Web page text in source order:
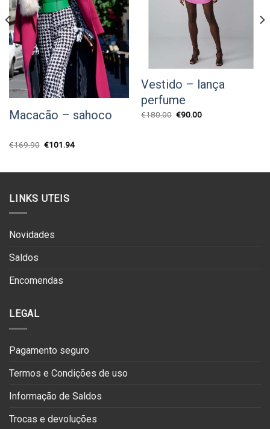
Macacão – sahoco
€169.90 O
€169.90.
€101.94O
€101.94.
Vestido – lança
perfume
€180.00 O
€90.00O
LINKS UTEIS
Novidades
Saldos
Encomendas
LEGAL
Pagamento seguro
Termos e Condições de uso
Informação de Saldos
Trocas e devoluções